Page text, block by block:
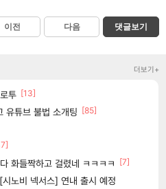
이전 다음 댓글보기
더보기+
투 [13]
유튜브 불법 소개팅 [85]
화들짝하고 걸렸네 ㅋㅋㅋㅋ
[7]
노비 넥서스] 연내 출시 예정